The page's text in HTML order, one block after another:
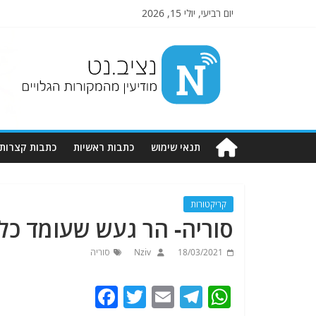
יום רביעי, יולי 15, 2026
Nziv.net
מודיעין
מהמקורות
תנאי שימוש כתבות ראשיות כתבות קצרות
קריקטורות
סוריה- הר געש שעומד
18/03/2021
Nziv סוריה
W
T
E
T